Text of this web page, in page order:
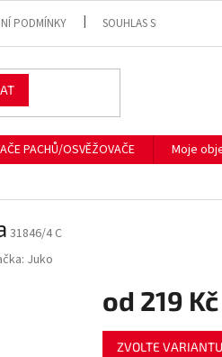
PODMÍNKY SOUHLAS SE
PACHŮ/OSVĚŽOVAČE Moje
31846/4 C
Juko
od 219 Kč
Měrná
cena:
ZVOLTE VARIANTU